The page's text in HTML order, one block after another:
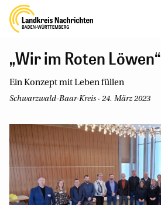
„Wir im Roten Löwen“
Ein Konzept mit Leben füllen
Schwarzwald-Baar-Kreis · 24. März 2023